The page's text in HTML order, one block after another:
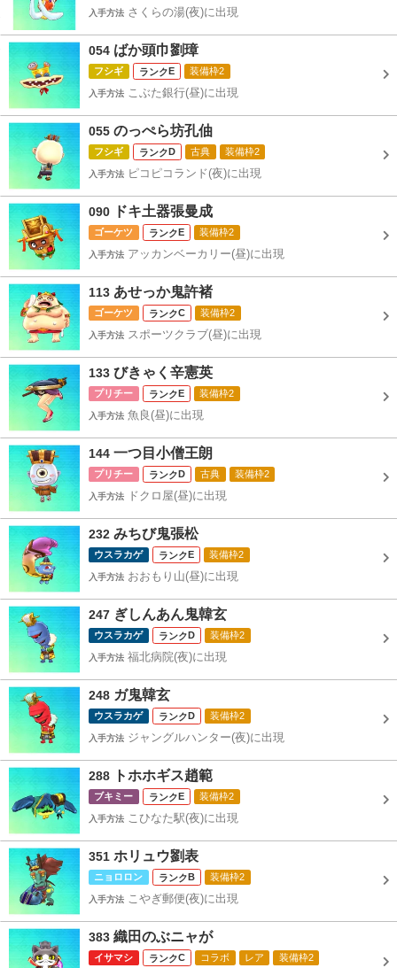
入手方法 さくらの湯(夜)に出現
054 ばか頭巾劉璋
フシギ E 装備枠2
入手方法 こぶた銀行(昼)に出現
055 のっぺら坊孔伷
フシギ D 古典 装備枠2
入手方法 ピコピコランド(夜)に出現
090 ドキ土器張曼成
ゴーケツ E 装備枠2
入手方法 アッカンベーカリー(昼)に出現
113 あせっか鬼許褚
ゴーケツ C 装備枠2
入手方法 スポーツクラブ(昼)に出現
133 びきゃく辛憲英
プリチー E 装備枠2
入手方法 魚良(昼)に出現
144 一つ目小僧王朗
プリチー D 古典 装備枠2
入手方法 ドクロ屋(昼)に出現
232 みちび鬼張松
ウスラカゲ E 装備枠2
入手方法 おおもり山(昼)に出現
247 ぎしんあん鬼韓玄
ウスラカゲ D 装備枠2
入手方法 福北病院(夜)に出現
248 ガ鬼韓玄
ウスラカゲ D 装備枠2
入手方法 ジャングルハンター(夜)に出現
288 トホホギス趙範
ブキミー E 装備枠2
入手方法 こひなた駅(夜)に出現
351 ホリュウ劉表
ニョロロン B 装備枠2
入手方法 こやぎ郵便(夜)に出現
383 織田のぶニャが
イサマシ C コラボ レア 装備枠2